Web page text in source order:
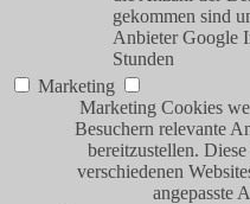
gekommen sind
Anbieter Google
Stunden
Marketing
Marketing Cookies
Besuchern relevante
bereitzustellen.
verschiedenen
angepasste